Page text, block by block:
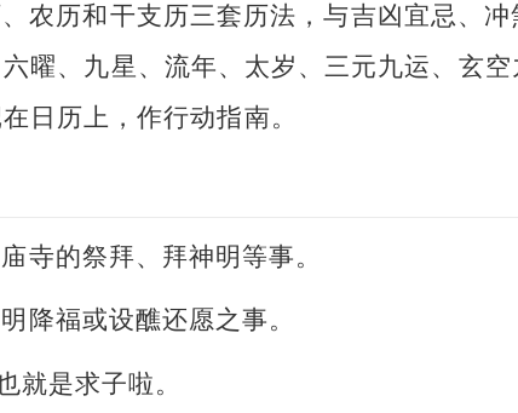
农历和干支历三套历法，与吉凶宜忌、
曜、九星、流年、太岁、三元九运、玄
日历上，作行动指南。
寺的祭拜、拜神明等事。
降福或设醮还愿之事。
就是求子啦。